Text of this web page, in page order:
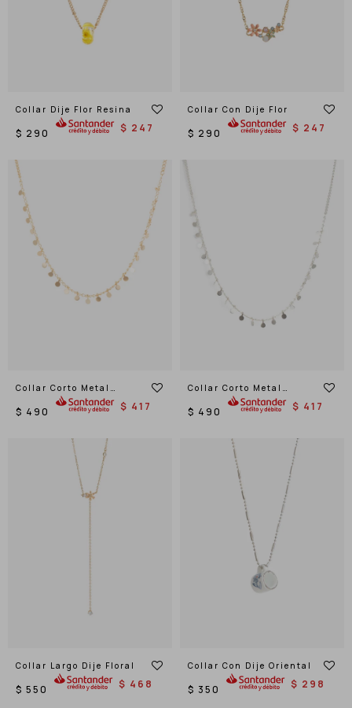
Collar Dije Flor Resina
$ 290 $ 247
Collar Con Dije Flor
$ 290 $ 247
Collar Corto Metal
Delicado
$ 490 $ 417
Collar Corto Metal
Delicado
$ 490 $ 417
Collar Largo Dije Floral
$ 550 $ 468
Collar Con Dije Oriental
$ 350 $ 298